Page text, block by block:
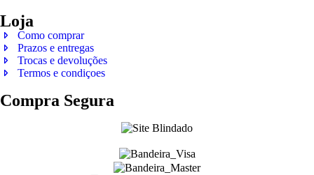
Loja
Como comprar
Prazos e entregas
Trocas e devoluções
Termos e condiçoes
Compra Segura